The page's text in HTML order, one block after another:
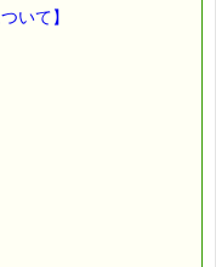
いて】